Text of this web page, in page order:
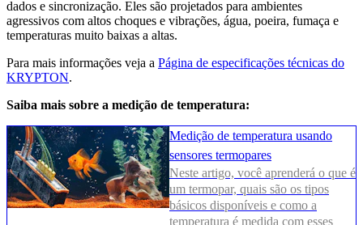
dados e sincronização. Eles são projetados para ambientes
agressivos com altos choques e vibrações, água, poeira, fumaça e
temperaturas muito baixas a altas.
Para mais informações veja a Página de especificações técnicas do
KRYPTON.
Saiba mais sobre a medição de temperatura:
Medição de temperatura usando
sensores termopares
Neste artigo, você aprenderá o que é
um termopar, quais são os tipos
básicos disponíveis e como a
temperatura é medida com esses